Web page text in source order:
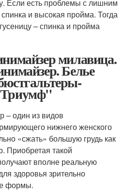
Если есть проблемы с лишним
и высокая пройма. Тогда
– спинка и пройма
милавица.
Белье
– один из видов
нижнего женского
«сжать» большую грудь как
Приобретая такой
вполне реальную
здоровья зрительно
формы.